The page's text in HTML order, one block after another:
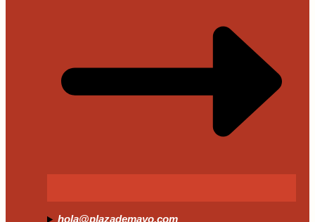
hola@plazademayo.com